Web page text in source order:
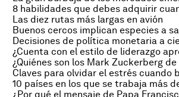
8 habilidades que debes adquirir
Las diez rutas más largas en avión
Buenos cercos implican especies a
Decisiones de política monetaria a
¿Quiénes son los Mark Zuckerberg
Claves para olvidar el estrés cuando